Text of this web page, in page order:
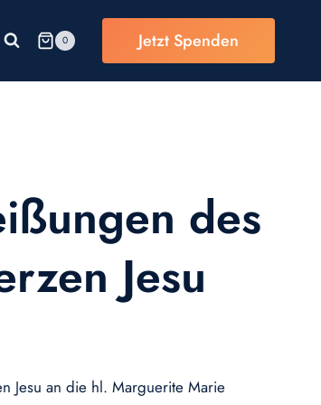
0 Jetzt Spenden
des
Jesu
Jesu an die hl. Marguerite Marie